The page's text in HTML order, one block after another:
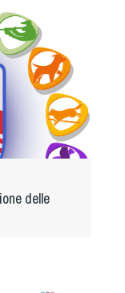
delle